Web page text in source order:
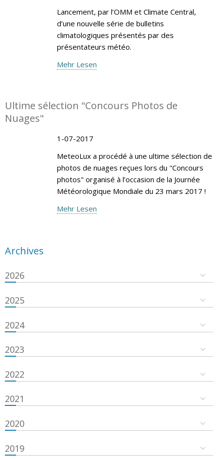
Lancement, par l’OMM et Climate Central,
d’une nouvelle série de bulletins
climatologiques présentés par des
présentateurs météo.
Mehr Lesen
Ultime sélection "Concours Photos de
Nuages"
1-07-2017
MeteoLux a procédé à une ultime sélection de
photos de nuages reçues lors du "Concours
photos" organisé à l’occasion de la Journée
Météorologique Mondiale du 23 mars 2017 !
Mehr Lesen
Archives
2026
2025
2024
2023
2022
2021
2020
2019